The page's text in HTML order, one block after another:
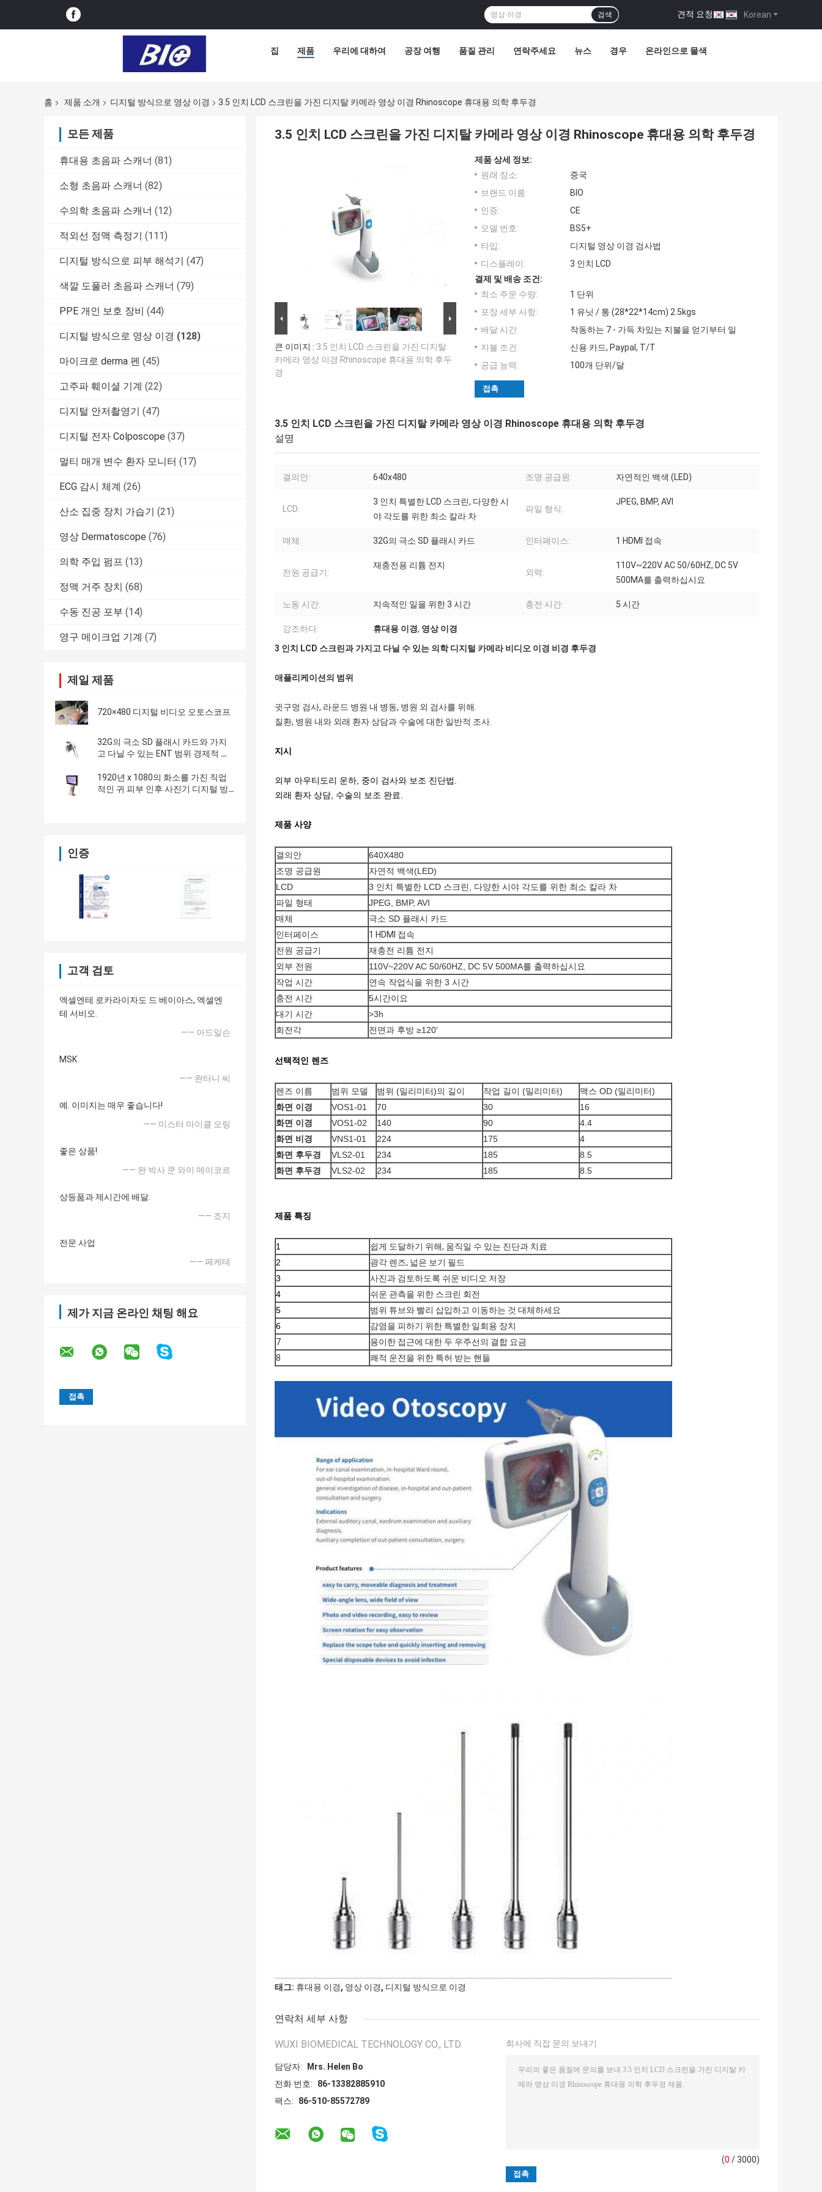
Korean
견적 요청 |
검색
집 제품 우리에 대하여 공장 여행 품질 관리 연락주세요 뉴스 경우 온라인으로 물색
홈 제품 소개 디지털 방식으로 영상 이경 3.5 인치 LCD 스크린을 가진 디지탈 카메라 영상 이경 Rhinoscope 휴대용 의학 후두경
모든 제품
휴대용 초음파 스캐너 (81)
소형 초음파 스캐너 (82)
수의학 초음파 스캐너 (12)
적외선 정맥 측정기 (111)
디지털 방식으로 피부 해석기 (47)
색깔 도풀러 초음파 스캐너 (79)
PPE 개인 보호 장비 (44)
디지털 방식으로 영상 이경 (128)
마이크로 derma 펜 (45)
고주파 훼이셜 기계 (22)
디지털 안저촬영기 (47)
디지털 전자 Colposcope (37)
멀티 매개 변수 환자 모니터 (17)
ECG 감시 체계 (26)
산소 집중 장치 가습기 (21)
영상 Dermatoscope (76)
의학 주입 펌프 (13)
정맥 거주 장치 (68)
수동 진공 포부 (14)
영구 메이크업 기계 (7)
제일 제품
720×480 디지털 비디오 오토스코프
32G의 극소 SD 플래시 카드와 가지
고 다닐 수 있는 ENT 범위 경제적 포
1920년 x 1080의 화소를 가진 직업
적인 귀 피부 인후 사진기 디지털 방
인증
고객 검토
엑셀엔테 로카라이자도 드 베이아스, 엑셀엔
테 서비오.
—— 아드일슨
MSK
—— 완타니 씨
예. 이미지는 매우 좋습니다!
—— 미스터 마이클 오링
좋은 상품!
—— 완 박사 쿤 와이 메이코르
상등품과 제시간에 배달.
—— 조지
전문 사업
—— 페케테
제가 지금 온라인 채팅 해요
3.5 인치 LCD 스크린을 가진 디지탈 카메라 영상 이경 Rhinoscope 휴대용 의학 후두경
큰 이미지 : 3.5 인치 LCD 스크린을 가진 디지탈
카메라 영상 이경 Rhinoscope 휴대용 의학 후두
경
제품 상세 정보:
원래 장소:
중국
브랜드 이름:
BIO
인증:
CE
모델 번호:
BS5+
타입:
디지털 영상 이경 검사법
디스플레이:
3 인치 LCD
결제 및 배송 조건:
최소 주문 수량:
1 단위
포장 세부 사항:
1 유닛 / 통 (28*22*14cm) 2.5kgs
배달 시간:
작동하는 7 - 가득 차있는 지불을 얻기부터 일
지불 조건:
신용 카드, Paypal, T/T
공급 능력:
100개 단위/달
접촉
3.5 인치 LCD 스크린을 가진 디지탈 카메라 영상 이경 Rhinoscope 휴대용 의학 후두경
설명
결의안: 640x480 조명 공급원: 자연적인 백색 (LED)
LCD:
3 인치 특별한 LCD 스크린, 다양한 시
야 각도를 위한 최소 칼라 차
파일 형식:
JPEG, BMP, AVI
매체: 32G의 극소 SD 플래시 카드 인터페이스: 1 HDMI 접속
전원 공급기:
재충전용 리튬 전지
외력:
110V~220V AC 50/60HZ, DC 5V
500MA를 출력하십시요
노동 시간: 지속적인 일을 위한 3 시간 충전 시간: 5 시간
강조하다: 휴대용 이경, 영상 이경
3 인치 LCD 스크린과 가지고 다닐 수 있는 의학 디지털 카메라 비디오 이경 비경 후두경
애플리케이션의 범위
귓구멍 검사, 라운드 병원 내 병동, 병원 외 검사를 위해.
질환, 병원 내와 외래 환자 상담과 수술에 대한 일반적 조사.
지시
외부 아우티도리 운하, 중이 검사와 보조 진단법.
외래 환자 상담, 수술의 보조 완료.
제품 사양
결의안
640X480
조명 공급원
자연적 백색(LED)
LCD
3 인치 특별한 LCD 스크린, 다양한 시야 각도를 위한 최소 칼라 차
파일 형태
JPEG, BMP, AVI
매체
극소 SD 플래시 카드
인터페이스
1 HDMI 접속
전원 공급기
재충전 리튬 전지
외부 전원
110V~220V AC 50/60HZ, DC 5V 500MA를 출력하십시요
작업 시간
연속 작업식을 위한 3 시간
충전 시간
5시간이요
대기 시간
>3h
회전각
전면과 후방 ≥120'
선택적인 렌즈
렌즈 이름 범위 모델 범위 (밀리미터)의 길이 작업 길이 (밀리미터)
맥스 OD (밀리미터)
화면 이경
VOS1-01 70 30
16
화면 이경
VOS1-02 140 90
4.4
화면 비경
VNS1-01 224 175
4
화면 후두경
VLS2-01 234 185
8.5
화면 후두경
VLS2-02 234 185 8.5
제품 특징
1
쉽게 도달하기 위해, 움직일 수 있는 진단과 치료
2
광각 렌즈, 넓은 보기 필드
3
사진과 검토하도록 쉬운 비디오 저장
4
쉬운 관측을 위한 스크린 회전
5
범위 튜브와 빨리 삽입하고 이동하는 것 대체하세요
6
감염을 피하기 위한 특별한 일회용 장치
7
용이한 접근에 대한 두 우주선의 결합 요금
8
쾌적 운전을 위한 특허 받는 핸들
태그: 휴대용 이경, 영상 이경, 디지털 방식으로 이경
연락처 세부 사항
WUXI BIOMEDICAL TECHNOLOGY CO., LTD.
담당자:
Mrs. Helen Bo
전화 번호:
86-13382885910
팩스:
86-510-85572789
회사에 직접 문의 보내기
(0 / 3000)